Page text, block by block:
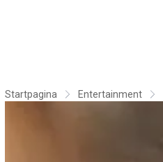
Startpagina Entertainment